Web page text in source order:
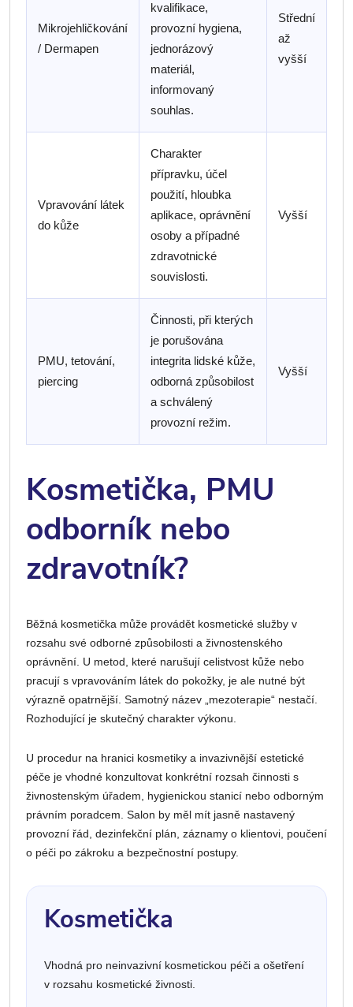
Mikrojehličkování
/ Dermapen
kvalifikace,
provozní hygiena,
jednorázový
materiál,
informovaný
souhlas.
Střední
až
vyšší
Vpravování látek
do kůže
Charakter
přípravku, účel
použití, hloubka
aplikace, oprávnění
osoby a případné
zdravotnické
souvislosti.
Vyšší
PMU, tetování,
piercing
Činnosti, při kterých
je porušována
integrita lidské kůže,
odborná způsobilost
a schválený
provozní režim.
Vyšší
Kosmetička, PMU
odborník nebo
zdravotník?
Běžná kosmetička může provádět kosmetické služby v
rozsahu své odborné způsobilosti a živnostenského
oprávnění. U metod, které narušují celistvost kůže nebo
pracují s vpravováním látek do pokožky, je ale nutné být
výrazně opatrnější. Samotný název „mezoterapie“ nestačí.
Rozhodující je skutečný charakter výkonu.
U procedur na hranici kosmetiky a invazivnější estetické
péče je vhodné konzultovat konkrétní rozsah činnosti s
živnostenským úřadem, hygienickou stanicí nebo odborným
právním poradcem. Salon by měl mít jasně nastavený
provozní řád, dezinfekční plán, záznamy o klientovi, poučení
o péči po zákroku a bezpečnostní postupy.
Kosmetička
Vhodná pro neinvazivní kosmetickou péči a ošetření
v rozsahu kosmetické živnosti.